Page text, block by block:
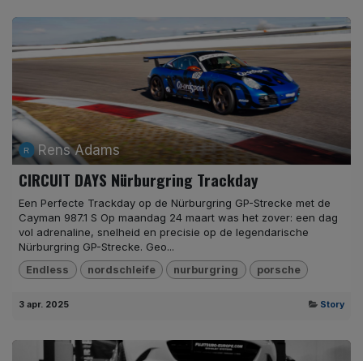
Rens Adams
CIRCUIT DAYS Nürburgring Trackday
Een Perfecte Trackday op de Nürburgring GP-Strecke met de
Cayman 987.1 S Op maandag 24 maart was het zover: een dag
vol adrenaline, snelheid en precisie op de legendarische
Nürburgring GP-Strecke. Geo...
Endless nordschleife nurburgring porsche
3 apr. 2025 Story